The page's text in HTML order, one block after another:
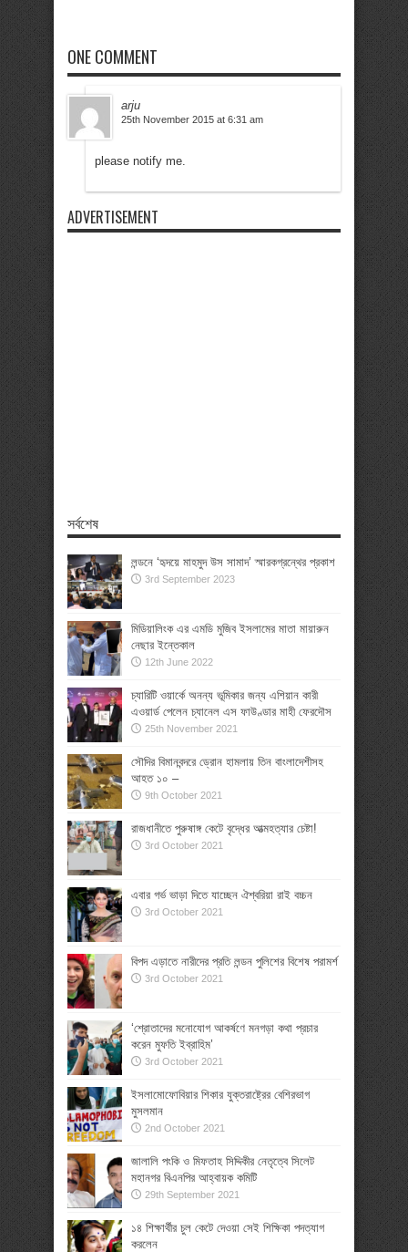
ONE COMMENT
arju
25th November 2015 at 6:31 am
please notify me.
ADVERTISEMENT
সর্বশেষ
লন্ডনে ‘হৃদয়ে মাহমুদ উস সামাদ’ স্মারকগ্রন্থের প্রকাশ
3rd September 2023
মিডিয়ালিংক এর এমডি মুজিব ইসলামের মাতা মায়ারুন
নেছার ইন্তেকাল
12th June 2022
চ্যারিটি ওয়ার্কে অনন্য ভূমিকার জন্য এশিয়ান কারী
এওয়ার্ড পেলেন চ্যানেল এস ফাউণ্ডার মাহী ফেরদৌস
25th November 2021
সৌদির বিমানবন্দরে ড্রোন হামলায় তিন বাংলাদেশীসহ
আহত ১০ –
9th October 2021
রাজধানীতে পুরুষাঙ্গ কেটে বৃদ্ধের আত্মহত্যার চেষ্টা!
3rd October 2021
এবার গর্ভ ভাড়া দিতে যাচ্ছেন ঐশ্বরিয়া রাই বচ্চন
3rd October 2021
বিপদ এড়াতে নারীদের প্রতি লন্ডন পুলিশের বিশেষ পরামর্শ
3rd October 2021
‘শ্রোতাদের মনোযোগ আকর্ষণে মনগড়া কথা প্রচার
করেন মুফতি ইব্রাহিম’
3rd October 2021
ইসলামোফোবিয়ার শিকার যুক্তরাষ্ট্রের বেশিরভাগ
মুসলমান
2nd October 2021
জালালি পংকি ও মিফতাহ সিদ্দিকীর নেতৃত্বে সিলেট
মহানগর বিএনপির আহ্বায়ক কমিটি
29th September 2021
১৪ শিক্ষার্থীর চুল কেটে দেওয়া সেই শিক্ষিকা পদত্যাগ
করলেন